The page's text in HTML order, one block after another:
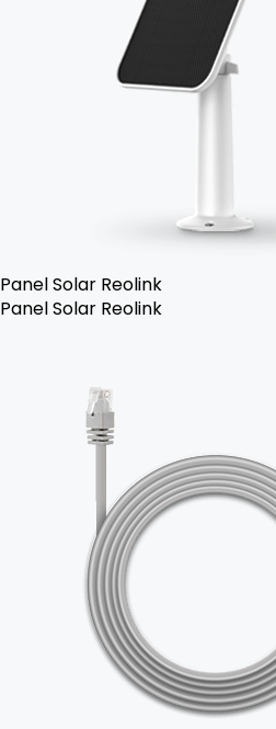
Panel Solar Reolink
Panel Solar Reolink